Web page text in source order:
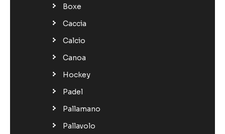
Boxe
Caccia
Calcio
Canoa
Hockey
Padel
Pallamano
Pallavolo